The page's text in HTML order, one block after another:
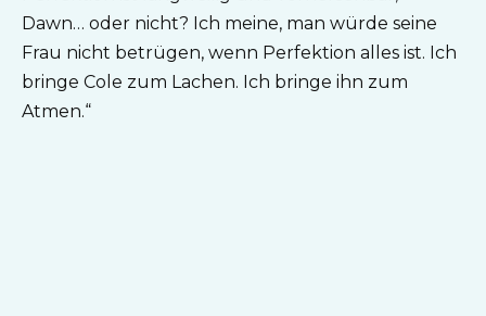
Dawn… oder nicht? Ich meine, man würde seine
Frau nicht betrügen, wenn Perfektion alles ist. Ich
bringe Cole zum Lachen. Ich bringe ihn zum
Atmen.“